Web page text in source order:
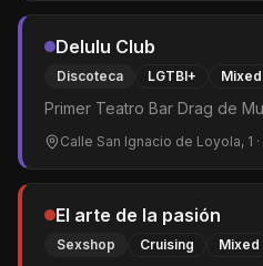
Delulu Club
Discoteca LGTBI+ Mixed
Primer Teatro Bar Drag de
Calle San Ignacio de Loyola, 1
El arte de la pasión
Sexshop Cruising Mixed